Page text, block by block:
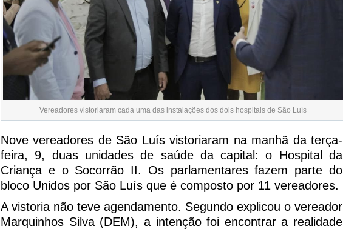
Vereadores vistoriaram cada uma das instalações dos dois hospitais de São Luís
Nove vereadores de São Luís vistoriaram na manhã da terça-
feira, 9, duas unidades de saúde da capital: o Hospital da
Criança e o Socorrão II. Os parlamentares fazem parte do
bloco Unidos por São Luís que é composto por 11 vereadores.
A vistoria não teve agendamento. Segundo explicou o vereador
Marquinhos Silva (DEM), a intenção foi encontrar a realidade